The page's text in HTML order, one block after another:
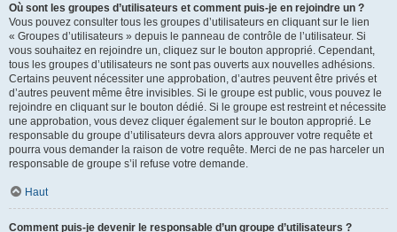
Où sont les groupes d’utilisateurs et comment puis-je en rejoindre un ?
Vous pouvez consulter tous les groupes d’utilisateurs en cliquant sur le lien
« Groupes d’utilisateurs » depuis le panneau de contrôle de l’utilisateur. Si
vous souhaitez en rejoindre un, cliquez sur le bouton approprié. Cependant,
tous les groupes d’utilisateurs ne sont pas ouverts aux nouvelles adhésions.
Certains peuvent nécessiter une approbation, d’autres peuvent être privés et
d’autres peuvent même être invisibles. Si le groupe est public, vous pouvez le
rejoindre en cliquant sur le bouton dédié. Si le groupe est restreint et nécessite
une approbation, vous devez cliquer également sur le bouton approprié. Le
responsable du groupe d’utilisateurs devra alors approuver votre requête et
pourra vous demander la raison de votre requête. Merci de ne pas harceler un
responsable de groupe s’il refuse votre demande.
Haut
Comment puis-je devenir le responsable d’un groupe d’utilisateurs ?